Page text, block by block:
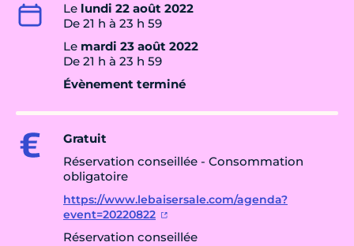
Le lundi 22 août 2022
De 21 h à 23 h 59
Le mardi 23 août 2022
De 21 h à 23 h 59
Évènement terminé
Gratuit
Réservation conseillée - Consommation
obligatoire
https://www.lebaisersale.com/agenda?
event=20220822
Réservation conseillée